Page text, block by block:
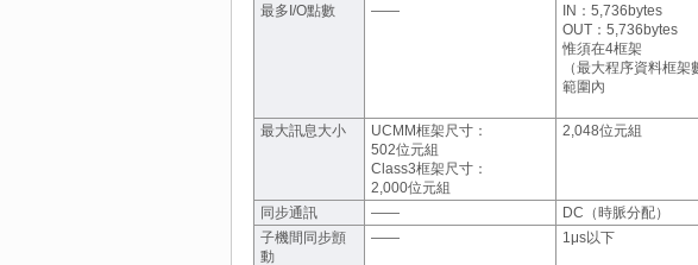
最多I/O點數 ――
IN：5,736bytes
OUT：5,736bytes
惟須在4框架
（最大程序資料框架
範圍內
最大訊息大小
UCMM框架尺寸：
502位元組
Class3框架尺寸：
2,000位元組
2,048位元組
同步通訊 ―― DC（時脈分配）
子機間同步顫
動
―― 1μs以下